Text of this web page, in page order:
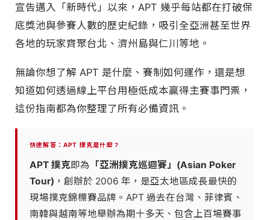
宣告邁入「新時代」以來，APT 幾乎每站都在打破保
底獎池與參賽人數的歷史紀錄，吸引全亞洲甚至世界
各地的玩家齊聚台北、濟州島與仁川等地。
無論你想了解 APT 是什麼、賽制如何運作，還是想
知道如何透過線上平台用極低成本贏得主賽事門票，
這份指南都為你整理了所有必備資訊。
快速解答：APT 撲克是什麼？
APT 撲克即為 「亞洲撲克巡迴賽」(Asian Poker
Tour) ，創辦於 2006 年，是亞太地區成長最快的
現場撲克錦標賽品牌。APT 過去在台灣、菲律賓、
南韓與越南等地舉辦為期十多天、包含上百場賽事